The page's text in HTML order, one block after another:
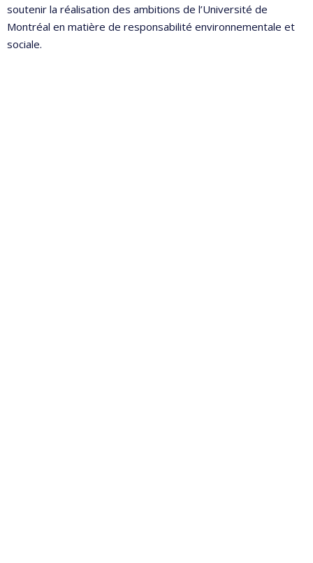
soutenir la réalisation des ambitions de l’Université de
Montréal en matière de responsabilité environnementale et
sociale.